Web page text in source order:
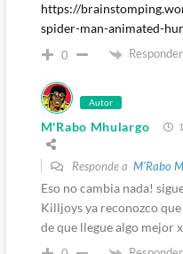
https://
spider-man-animated-
0 Responder
Autor
M'Rabo Mhulargo
Responde a M'Rabo
Eso no cambia nada!
Killjoys ya reconozco
de que llegue algo mejor